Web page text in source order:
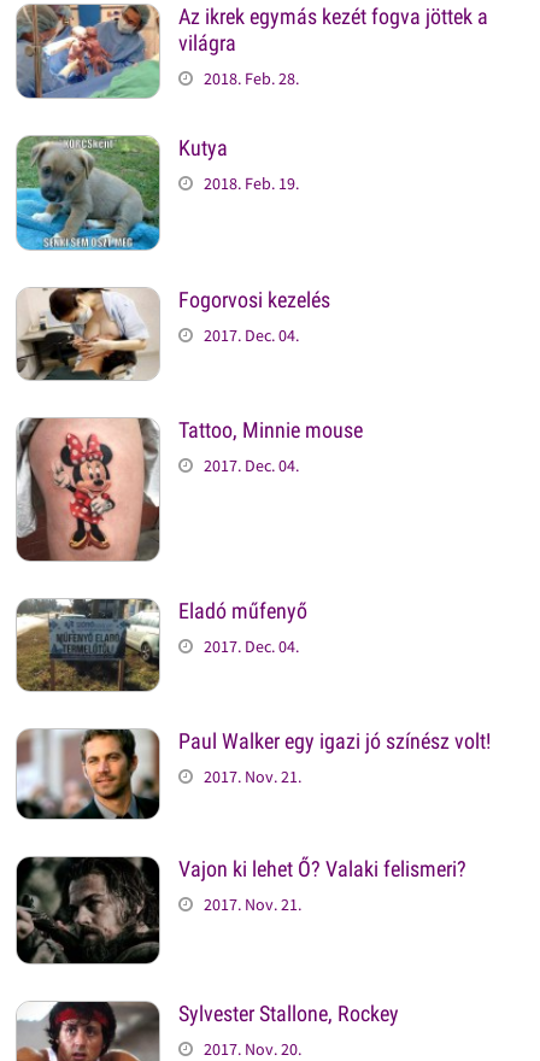
Az ikrek egymás kezét fogva jöttek a
világra
2018. Feb. 28.
Kutya
2018. Feb. 19.
Fogorvosi kezelés
2017. Dec. 04.
Tattoo, Minnie mouse
2017. Dec. 04.
Eladó műfenyő
2017. Dec. 04.
Paul Walker egy igazi jó színész volt!
2017. Nov. 21.
Vajon ki lehet Ő? Valaki felismeri?
2017. Nov. 21.
Sylvester Stallone, Rockey
2017. Nov. 20.